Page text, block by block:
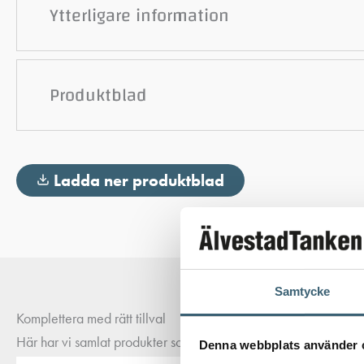
Samtycke
Denna webbplats använder
Ytterligare information
Produktblad
Ladda ner produktblad
Komplettera med rätt tillval
Här har vi samlat produkter som ofta passar bra ihop med det